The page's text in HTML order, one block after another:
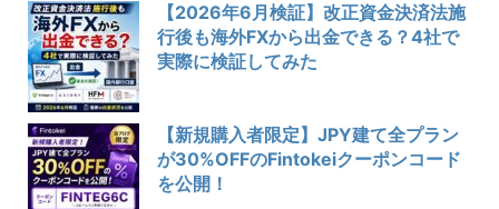
【2026年6月検証】改正資金決済法施
行後も海外FXから出金できる？4社で
実際に検証してみた
【新規購入者限定】JPY建て全プラン
が30%OFFのFintokeiクーポンコード
を公開！